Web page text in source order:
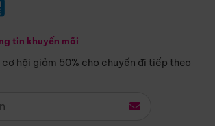
tin khuyến mãi
hội giảm 50% cho chuyến đi tiếp theo